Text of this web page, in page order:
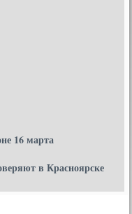
16 марта
в Красноярске